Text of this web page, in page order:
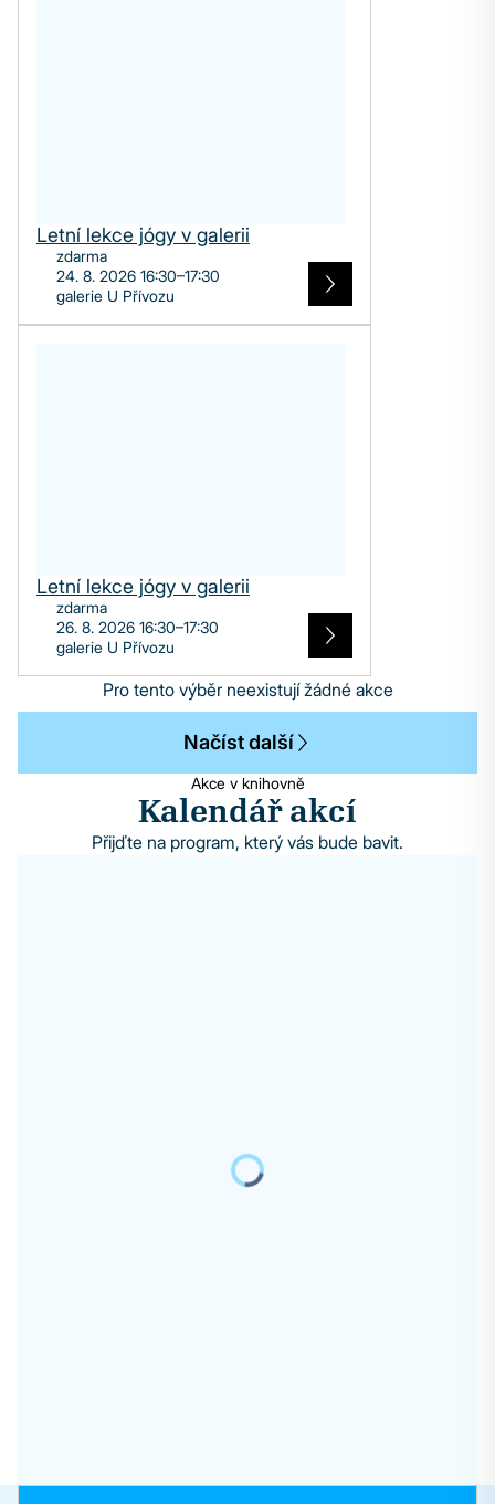
Letní lekce jógy v galerii
zdarma
24. 8. 2026 16:30–17:30
galerie U Přívozu
Letní lekce jógy v galerii
zdarma
26. 8. 2026 16:30–17:30
galerie U Přívozu
Pro tento výběr neexistují žádné akce
Načíst další
Akce v knihovně
Kalendář akcí
Přijďte na program, který vás bude bavit.